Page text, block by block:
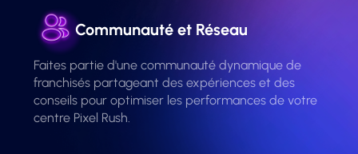
Communauté et Réseau
Faites partie d'une communauté dynamique de
franchisés partageant des expériences et des
conseils pour optimiser les performances de votre
centre Pixel Rush.